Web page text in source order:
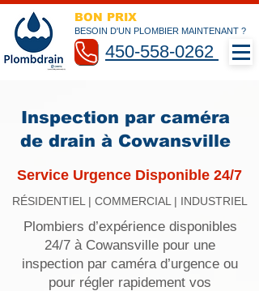
BESOIN D'UN PLOMBIER MAINTENANT ?
450-558-0262
BON PRIX
Inspection par caméra
de drain à Cowansville
Service Urgence Disponible 24/7
RÉSIDENTIEL | COMMERCIAL | INDUSTRIEL
Plombiers d’expérience disponibles
24/7 à Cowansville pour une
inspection par caméra d’urgence ou
pour régler rapidement vos